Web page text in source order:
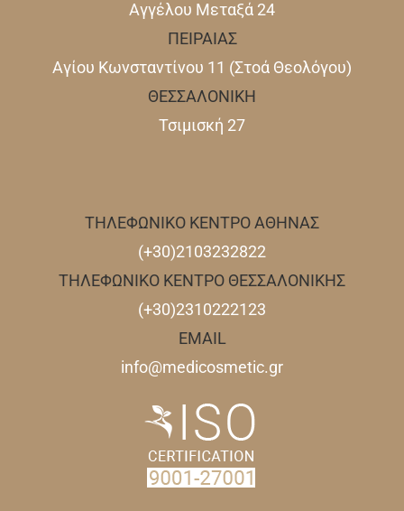
Αγγέλου Μεταξά 24
ΠΕΙΡΑΙΑΣ
Αγίου Κωνσταντίνου 11 (Στοά Θεολόγου)
ΘΕΣΣΑΛΟΝΙΚΗ
Τσιμισκή 27
ΤΗΛΕΦΩΝΙΚΟ ΚΕΝΤΡΟ ΑΘΗΝΑΣ
(+30)2103232822
ΤΗΛΕΦΩΝΙΚΟ ΚΕΝΤΡΟ ΘΕΣΣΑΛΟΝΙΚΗΣ
(+30)2310222123
EMAIL
info@medicosmetic.gr